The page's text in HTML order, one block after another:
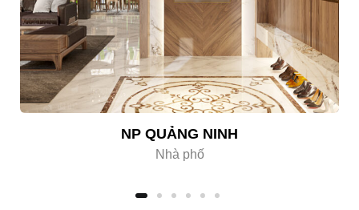
NP QUẢNG NINH
Nhà phố